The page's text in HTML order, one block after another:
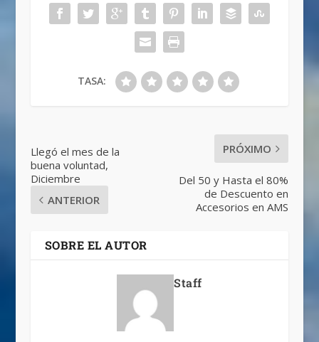
TASA:
Llegó el mes de la
buena voluntad,
Diciembre
ANTERIOR
PRÓXIMO
Del 50 y Hasta el 80%
de Descuento en
Accesorios en AMS
SOBRE EL AUTOR
Staff